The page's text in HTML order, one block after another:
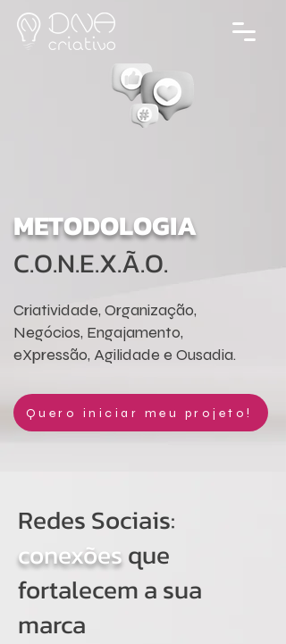
METODOLOGIA
C.O.N.E.X.Ã.O.
Criatividade, Organização,
Negócios, Engajamento,
eXpressão, Agilidade e Ousadia.
Quero iniciar meu projeto!
Redes Sociais:
conexõesque
fortalecem a sua
marca